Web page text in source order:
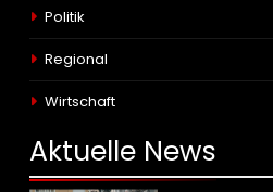
Politik
Regional
Wirtschaft
Aktuelle News